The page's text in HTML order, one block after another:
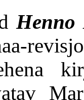
Henno